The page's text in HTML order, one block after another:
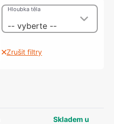
-- vyberte --
Hloubka těla
Zrušit filtry
Skladem u